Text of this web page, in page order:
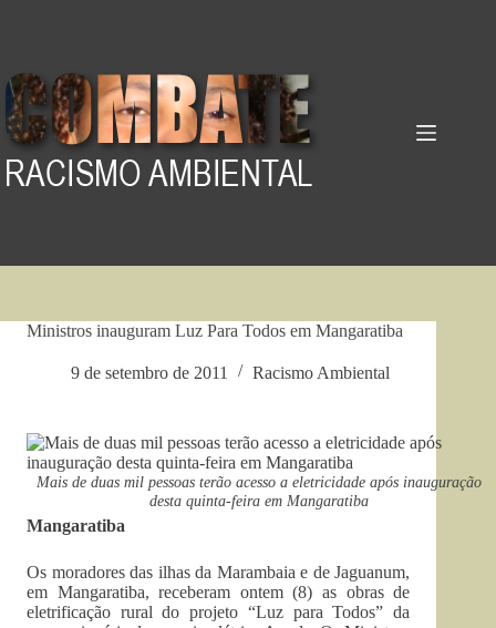
Ministros inauguram Luz Para Todos em Mangaratiba
9 de setembro de 2011 Racismo Ambiental
Mais de duas mil pessoas terão acesso a eletricidade após inauguração
desta quinta-feira em Mangaratiba
Mangaratiba
Os moradores das ilhas da Marambaia e de Jaguanum,
em Mangaratiba, receberam ontem (8) as obras de
eletrificação rural do projeto “Luz para Todos” da